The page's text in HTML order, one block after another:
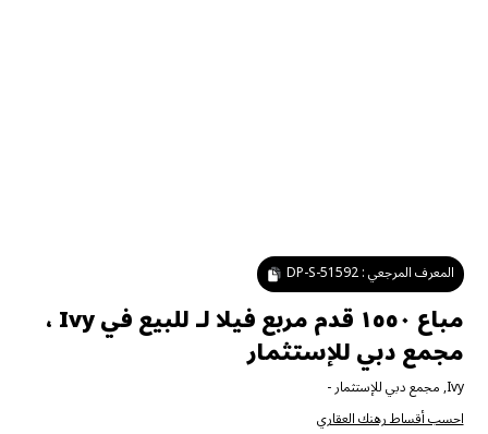
المعرف المرجعي :DP-S-51592
مباع ١٥٥٠ قدم مربع فيلا لـ للبيع في Ivy ،
مجمع دبي للإستثمار
Ivy
,مجمع دبي للإستثمار-
احسب أقساط رهنك العقاري